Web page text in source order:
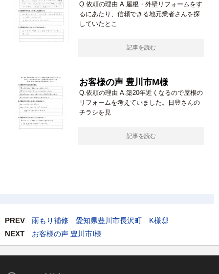
Q.依頼の理由 A.屋根・外壁リフォームをす
るにあたり、信頼できる地元業者さんを探
していたとこ
記事を読む
お客様の声 豊川市M様
Q.依頼の理由 A.築20年近くなるので屋根の
リフォームを考えていました。日豊さんの
チラシを見
記事を読む
PREV
雨もり補修 愛知県豊川市長沢町 K様邸
NEXT
お客様の声 豊川市I様